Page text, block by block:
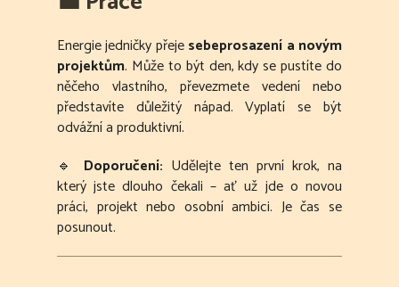
Energie jedničky přejesebeprosazení a novým
projektům. Může to být den, kdy se pustíte do
něčeho vlastního, převezmete vedení nebo
představíte důležitý nápad. Vyplatí se být
odvážní a produktivní.
🔹 Doporučení: Udělejte ten první krok, na
který jste dlouho čekali – ať už jde o novou
práci, projekt nebo osobní ambici. Je čas se
posunout.